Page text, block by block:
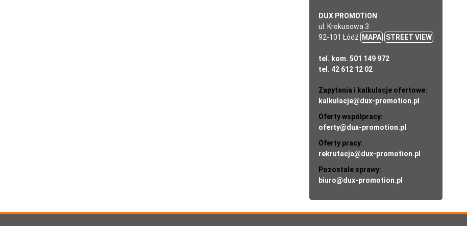
DUX PROMOTION
ul. Krokusowa 3
92-101 Łódź MAPA STREET VIEW
tel. kom. 501 149 972
tel. 42 612 12 02
Zapytania i kalkulacje ofertowe:
kalkulacje@dux-promotion.pl
Oferty współpracy:
oferty@dux-promotion.pl
Oferty pracy:
rekrutacja@dux-promotion.pl
Pozostałe sprawy:
biuro@dux-promotion.pl